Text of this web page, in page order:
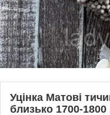
Уцінка Матові
близько 1700-